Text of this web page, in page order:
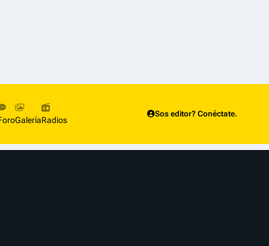
GaleríaRadios
Sos editor? Conéctate.